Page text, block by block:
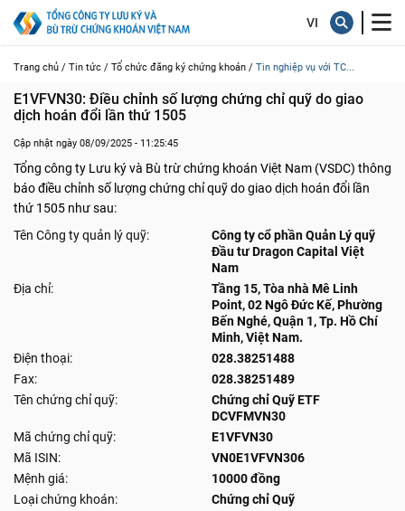
Trang chủ / Tin tức / Tổ chức đăng ký chứng khoán / Tin nghiệp vụ với TC...
E1VFVN30: Điều chỉnh số lượng chứng chỉ quỹ do giao
dịch hoán đổi lần thứ 1505
Cập nhật ngày 08/09/2025 - 11:25:45
Tổng công ty Lưu ký và Bù trừ chứng khoán Việt Nam (VSDC) thông
báo điều chỉnh số lượng chứng chỉ quỹ do giao dịch hoán đổi lần
thứ 1505 như sau:
Tên Công ty quản lý quỹ:
Công ty cổ phần Quản Lý quỹ
Đầu tư Dragon Capital Việt
Nam
Địa chỉ:
Tầng 15, Tòa nhà Mê Linh
Point, 02 Ngô Đức Kế, Phường
Bến Nghé, Quận 1, Tp. Hồ Chí
Minh, Việt Nam.
Điện thoại:
028.38251488
Fax:
028.38251489
Tên chứng chỉ quỹ:
Chứng chỉ Quỹ ETF
DCVFMVN30
Mã chứng chỉ quỹ:
E1VFVN30
Mã ISIN:
VN0E1VFVN306
Mệnh giá:
10000 đồng
Loại chứng khoán:
Chứng chỉ Quỹ